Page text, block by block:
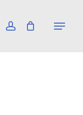
account Menu